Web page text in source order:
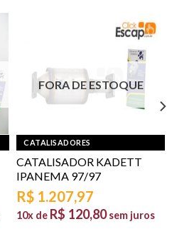
FORA DE ESTOQUE
CATALISADORES
CATALISADOR KADETT
IPANEMA 97/97
R$ 1.207,97
10x de R$ 120,80 sem juros